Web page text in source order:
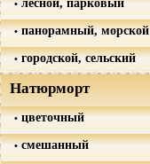
панорамный, морской
городской, сельский
Натюрморт
цветочный
смешанный